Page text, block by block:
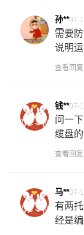
孙**07-
需要
说明
查看回复
钱**07-
问一
缆盘
查看回复
马**07-
有两
经是